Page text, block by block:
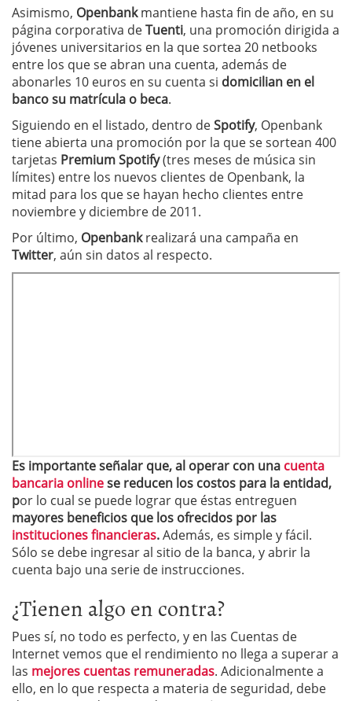
Asimismo, Openbankmantiene hasta fin de año, en su
página corporativa deTuenti, una promoción dirigida a
jóvenes universitarios en la que sortea 20 netbooks
entre los que se abran una cuenta, además de
abonarles 10 euros en su cuenta si domicilian en el
banco su matrícula o beca.
Siguiendo en el listado, dentro deSpotify, Openbank
tiene abierta una promoción por la que se sortean 400
tarjetas Premium Spotify(tres meses de música sin
límites) entre los nuevos clientes de Openbank, la
mitad para los que se hayan hecho clientes entre
noviembre y diciembre de 2011.
Por último, Openbankrealizará una campaña en
Twitter, aún sin datos al respecto.
Es importante señalar que, al operar con una cuenta
bancaria onlinese reducen los costos para la entidad,
por lo cual se puede lograr que éstas entreguen
mayores beneficios que los ofrecidos por las
instituciones financieras.Además, es simple y fácil.
Sólo se debe ingresar al sitio de la banca, y abrir la
cuenta bajo una serie de instrucciones.
¿Tienen algo en contra?
Pues sí, no todo es perfecto, y en las Cuentas de
Internet vemos que el rendimiento no llega a superar a
las mejores cuentas remuneradas. Adicionalmente a
ello, en lo que respecta a materia de seguridad, debe